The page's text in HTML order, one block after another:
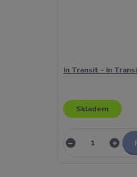
In Transit - In
Skladem